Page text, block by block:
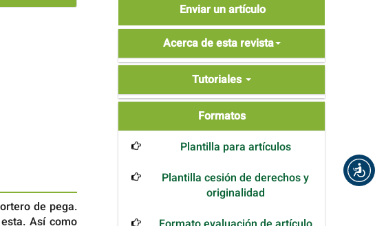
de pega.
Así como
un
artículo
Enviar un artículo
Acerca de esta revista
Tutoriales
Formatos
Plantilla para artículos
Plantilla cesión de derechos y
originalidad